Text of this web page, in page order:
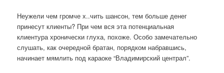
Неужели чем громче х..чить шансон, тем больше денег
принесут клиенты? При чем вся эта потенциальная
клиентура хронически глуха, похоже. Особо замечательно
слушать, как очередной братан, порядком набравшись,
начинает мямлить под караоке “Владимирский централ”.